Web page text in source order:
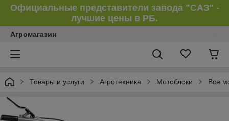
Официальные представители завода "САЗ" -
лучшие цены в РБ.
Агромагазин
Товары и услуги Агротехника Мотоблоки Все